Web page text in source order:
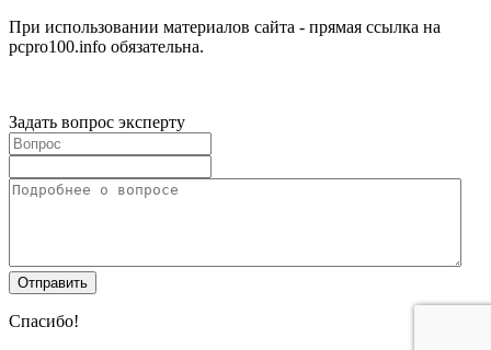
При использовании материалов сайта - прямая ссылка на
pcpro100.info обязательна.
Задать вопрос эксперту
Спасибо!